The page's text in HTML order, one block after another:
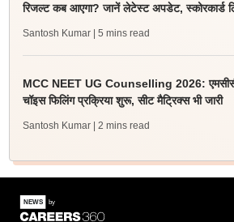
रिजल्ट कब आएगा? जानें लेटेस्ट अपडेट, स्कोरकार्ड
Santosh Kumar | 5 mins read
MCC NEET UG Counselling 2026:
चॉइस फिलिंग प्रक्रिया शुरू, सीट मैट्रिक्स भी जारी
Santosh Kumar | 2 mins read